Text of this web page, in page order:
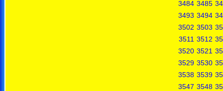
3484 3485
3493 3494
3502 3503
3511 3512
3520 3521
3529 3530
3538 3539
3547 3548